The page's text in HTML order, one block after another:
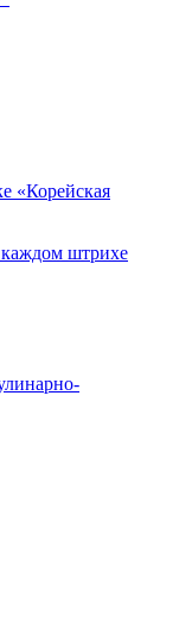
«Корейская
штрихе